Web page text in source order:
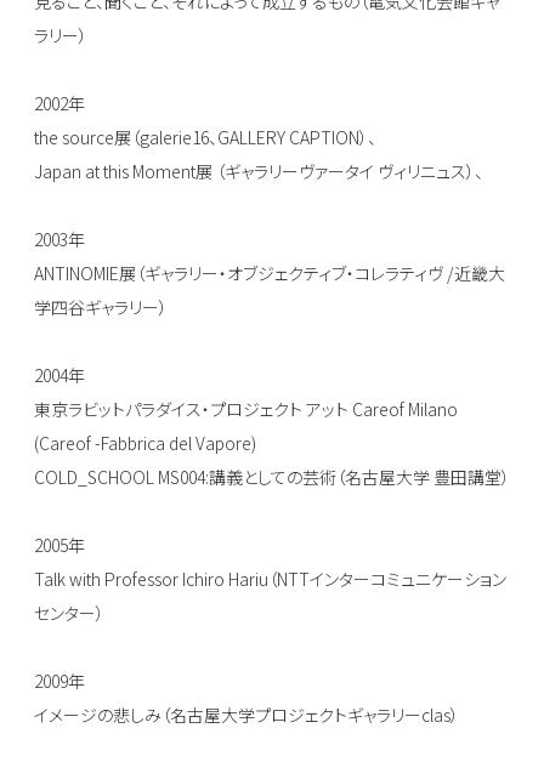
ラリー）
2002年
the source展（galerie16、GALLERY CAPTION）、
Japan at this Moment展 （ギャラリーヴァータイ ヴィリニュス）、
2003年
ANTINOMIE展（ギャラリー・オブジェクティブ・コレラティヴ /近畿大
学四谷ギャラリー）
2004年
東京ラビットパラダイス・プロジェクト アット Careof Milano
(Careof -Fabbrica del Vapore)
COLD_SCHOOL MS004:講義としての芸術（名古屋大学 豊田講堂）
2005年
Talk with Professor Ichiro Hariu（NTTインターコミュニケーション
センター）
2009年
イメージの悲しみ（名古屋大学プロジェクトギャラリーclas）